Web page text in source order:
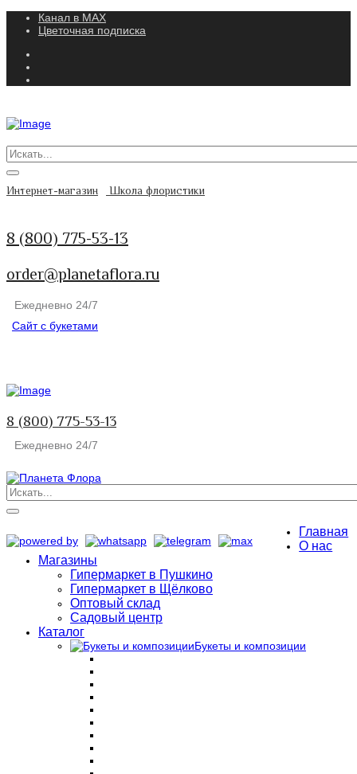
Канал в MAX
Цветочная подписка
Интернет-магазин Школа флористики
8 (800) 775-53-13
order@planetaflora.ru
Ежедневно 24/7
Сайт с букетами
8 (800) 775-53-13
Ежедневно 24/7
Главная
О нас
Магазины
Гипермаркет в Пушкино
Гипермаркет в Щёлково
Оптовый склад
Садовый центр
Каталог
Букеты и композиции